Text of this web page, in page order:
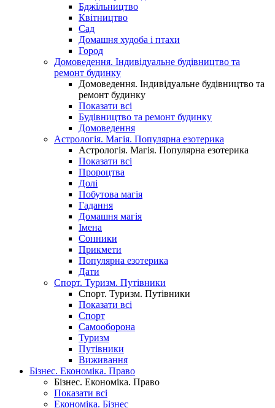
Бджільництво
Квітництво
Сад
Домашня худоба і птахи
Город
Домоведення. Індивідуальне будівництво та
ремонт будинку
Домоведення. Індивідуальне будівництво та
ремонт будинку
Показати всі
Будівництво та ремонт будинку
Домоведення
Астрологія. Магія. Популярна езотерика
Астрологія. Магія. Популярна езотерика
Показати всі
Пророцтва
Долі
Побутова магія
Гадання
Домашня магія
Імена
Сонники
Прикмети
Популярна езотерика
Дати
Спорт. Туризм. Путівники
Спорт. Туризм. Путівники
Показати всі
Спорт
Самооборона
Туризм
Путівники
Виживання
Бізнес. Економіка. Право
Бізнес. Економіка. Право
Показати всі
Економіка. Бізнес